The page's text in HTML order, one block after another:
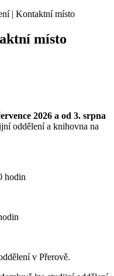
| Kontaktní místo
místo
2026 a od 3. srpna
oddělení a knihovna na
hodin
v Přerově.